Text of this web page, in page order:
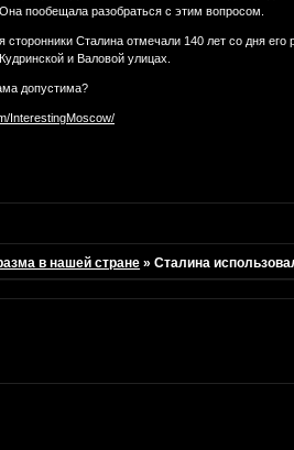
пообещала разобраться с этим вопросом.
сторонники Сталина отмечали 140 лет со дня
и Валовой улицах.
допустима?
InterestingMoscow/
в нашей стране »Сталина